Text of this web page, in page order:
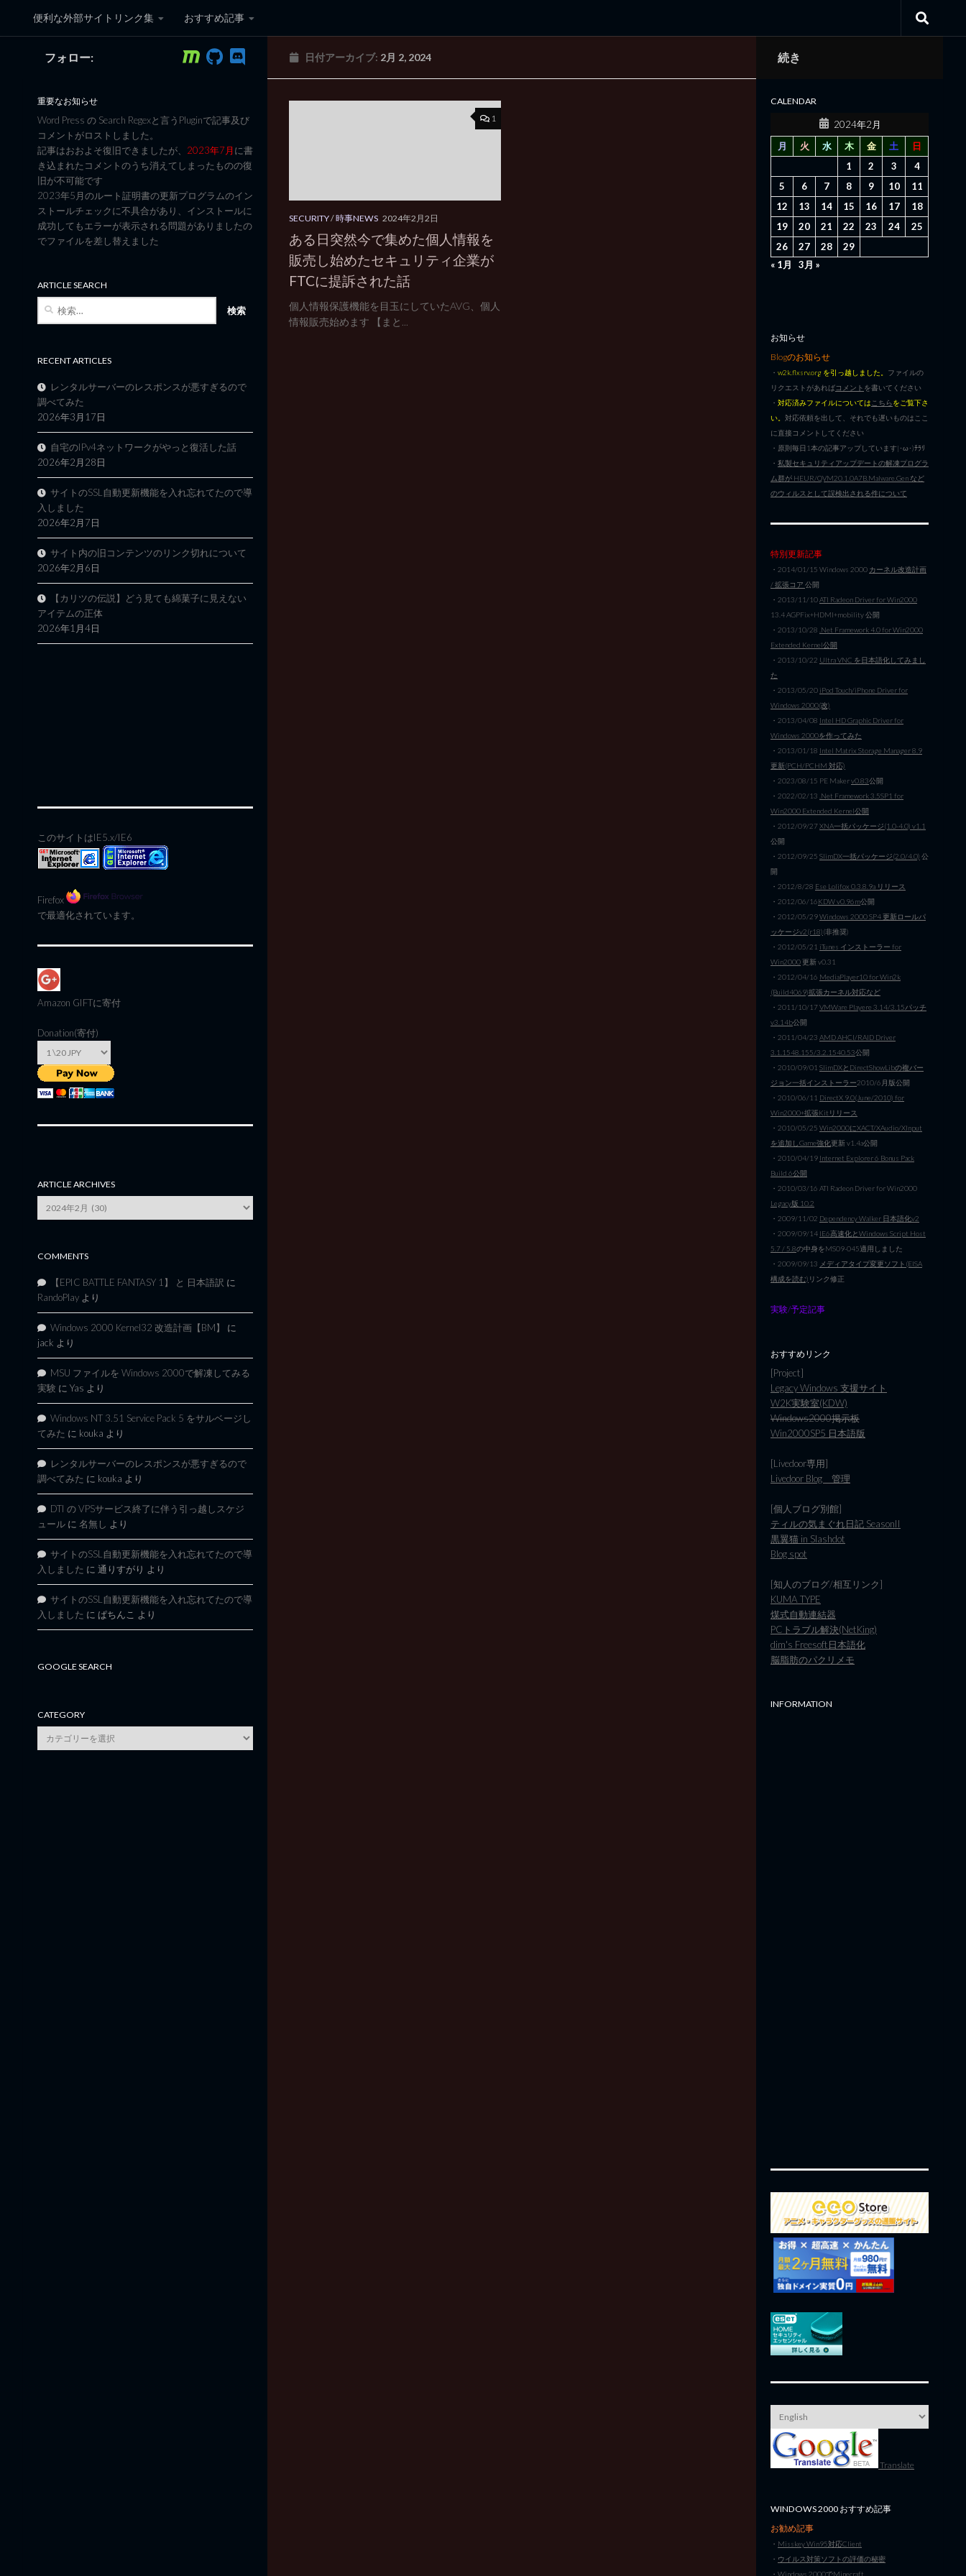
コンテンツへスキップ
便利な外部サイトリンク集 おすすめ記事
黒翼猫のコンピュータ日記 3rd Edition
日付アーカイブ: 2月 2, 2024
1
SECURITY/時事NEWS 2024年2月2日
ある日突然今で集めた個人情報を
販売し始めたセキュリティ企業が
FTCに提訴された話
個人情報保護機能を目玉にしていたAVG、個人
情報販売始めます 【まと...
フォロー:
重要なお知らせ
Word Press の Search Regexと言うPluginで記事及び
コメントがロストしました。
記事はおおよそ復旧できましたが、 2023年7月に書
き込まれたコメントのうち消えてしまったものの復
旧が不可能です
2023年5月のルート証明書の更新プログラムのイン
ストールチェックに不具合があり、インストールに
成功してもエラーが表示される問題がありましたの
でファイルを差し替えました
ARTICLE SEARCH
RECENT ARTICLES
レンタルサーバーのレスポンスが悪すぎるので
調べてみた
2026年3月17日
自宅のIPv4ネットワークがやっと復活した話
2026年2月28日
サイトのSSL自動更新機能を入れ忘れてたので導
入しました
2026年2月7日
サイト内の旧コンテンツのリンク切れについて
2026年2月6日
【カリツの伝説】どう見ても綿菓子に見えない
アイテムの正体
2026年1月4日
このサイトはIE5.x/IE6
Firefox
で最適化されています。
Amazon GIFTに寄付
Donation(寄付)
ARTICLE ARCHIVES
Archives
COMMENTS
【EPIC BATTLE FANTASY 1】 と 日本語訳 に
RandoPlay より
Windows 2000 Kernel32 改造計画【BM】
に
jack より
MSU ファイルを Windows 2000で解凍してみる
実験 に Yas より
Windows NT 3.51 Service Pack 5 をサルベージし
てみた に kouka より
レンタルサーバーのレスポンスが悪すぎるので
調べてみた に kouka より
DTI の VPSサービス終了に伴う引っ越しスケジ
ュール に 名無し より
サイトのSSL自動更新機能を入れ忘れてたので導
入しました に 通りすがり より
サイトのSSL自動更新機能を入れ忘れてたので導
入しました に ぱちんこ より
GOOGLE SEARCH
CATEGORY
category
続き
CALENDAR
2024年2月
月
火 水 木 金 土
日
1
2 3
4
5
6 7 8 9 10
11
12
13 14 15 16 17
18
19
20 21 22 23 24
25
26
27 28
29
« 1月
3月 »
お知らせ
Blogのお知らせ
・ w2k.flxsrv.org を引っ越しました。 ファイルの
リクエストがあればコメント を書いてください
・ 対応済みファイルについては こちらをご覧下さ
い。 対応依頼を出して、それでも遅いものはここ
に直接コメントしてください
・原則毎日1本の記事アップしています|･ω･)ﾁﾗﾘ
・ 私製セキュリティアップデートの解凍プログラ
ム群が HEUR/QVM20.1.0A7B.Malware.Gen など
のウィルスとして誤検出される件について
特別更新記事
・2014/01/15 Windows 2000 カーネル改造計画
/ 拡張コア 公開
・2013/11/10ATI Radeon Driver for Win2000
13.4 AGPFix+HDMI+mobility 公開
・2013/10/28 .Net Framework 4.0 for Win2000
Extended Kernel公開
・2013/10/22 Ultra VNC を日本語化してみまし
た
・2013/05/20 iPod Touch/iPhone Driver for
Windows 2000(改)
・2013/04/08 Intel HD Graphic Driver for
Windows 2000を作ってみた
・2013/01/18 Intel Matrix Storage Manager 8.9
更新(PCH/PCHM 対応)
・2023/08/15 PE Makerv0.83公開
・2022/02/13 .Net Framework 3.5SP1 for
Win2000 Extended Kernel公開
・2012/09/27XNA一括パッケージ(1.0-4.0) v1.1
公開
・2012/09/25 SlimDX一括パッケージ(2.0/4.0) 公
開
・2012/8/28 Ese Lolifox 0.3.8.9a リリース
・2012/06/16KDW v0.96m公開
・2012/05/29Windows 2000 SP4 更新ロールパ
ッケージv2(r18)(非推奨)
・2012/05/21 iTunes インストーラー for
Win2000更新 v0.31
・2012/04/16 MediaPlayer10 for Win2k
(Build4069)拡張カーネル対応など
・2011/10/17VMWare Playere 3.14/3.15パッチ
v3.14b公開
・2011/04/23 AMD AHCI/RAID Driver
3.1.1548.155/3.2.1540.53公開
・2010/09/01 SlimDXとDirectShowLibの複バー
ジョン一括インストーラー2010/6月版公開
・2010/06/11 DirectX 9.0(June/2010) for
Win2000+拡張Kitリリース
・2010/05/25 Win2000にXACT/XAudio/XInput
を追加しGame強化更新 v1.4a公開
・2010/04/19 Internet Explorer 6 Bonus Pack
Build 6公開
・2010/03/16 ATI Radeon Driver for Win2000
Legacy版 10.2
・2009/11/02 Dependency Walker 日本語化v2
・2009/09/14 IE6高速化とWindows Script Host
5.7 / 5.8の中身をMS09-045適用しました
・2009/09/13 メディアタイプ変更ソフト(EISA
構成を読む) リンク修正
実験/予定記事
おすすめリンク
[Project]
Legacy Windows 支援サイト
W2K実験室(KDW)
Windows2000掲示板
Win2000SP5 日本語版
[Livedoor専用]
Livedoor Blog 管理
[個人ブログ別館]
ティルの気まぐれ日記 SeasonII
黒翼猫 in Slashdot
Blog spot
[知人のブログ/相互リンク]
KUMA TYPE
煤式自動連結器
PCトラブル解決(NetKing)
dim's Freesoft日本語化
脳脂肪のパクリメモ
INFORMATION
Translate
WINDOWS 2000 おすすめ記事
お勧め記事
・ Misskey Win95対応Client
・ ウイルス対策ソフトの評価の秘密
・ Windows 2000でMinecraft